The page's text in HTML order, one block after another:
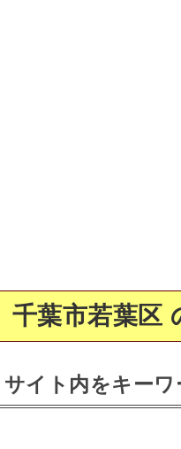
千葉市若葉区
サイト内をキーワ